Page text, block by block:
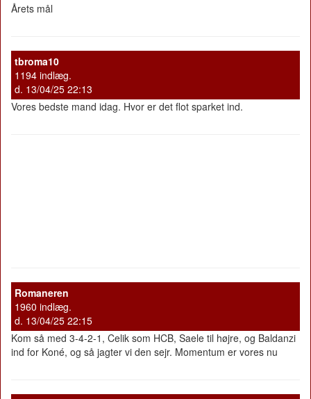
Årets mål
tbroma10
1194 indlæg.
d. 13/04/25 22:13
Vores bedste mand idag. Hvor er det flot sparket ind.
Romaneren
1960 indlæg.
d. 13/04/25 22:15
Kom så med 3-4-2-1, Celik som HCB, Saele til højre, og Baldanzi
ind for Koné, og så jagter vi den sejr. Momentum er vores nu